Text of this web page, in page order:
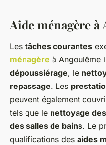
Aide ménagère à
Les tâches courantes
ménagère à Angoulême
dépoussiérage, le
repassage. Les
peuvent également
tels que le nettoyage
des salles de bains. Le
qualifications des aides